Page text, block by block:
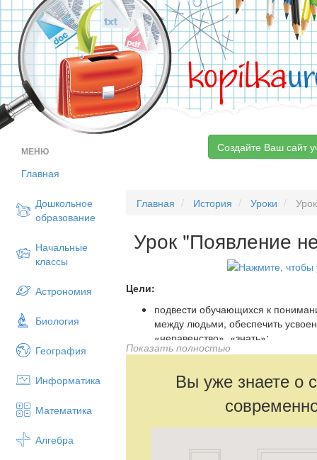
kopilka
МЕНЮ
Главная
Дошкольное
образование
Начальные
классы
Астрономия
Биология
География
Информатика
Математика
Алгебра
Создайте Ваш сайт
Главная История Уроки
Урок "Появление
Цели:
подвести обучающихся к
между людьми, обеспечить
«неравенство», «знать»;
продолжить формирование
причинно-следственные связи,
Показать полностью
Вы уже знаете о